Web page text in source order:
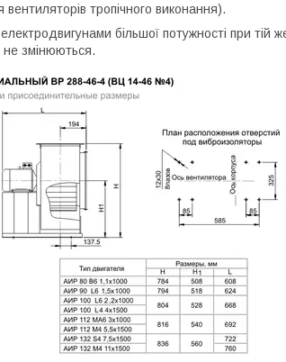
тропічного виконання).
більшої потужності при тій
не змінюються.